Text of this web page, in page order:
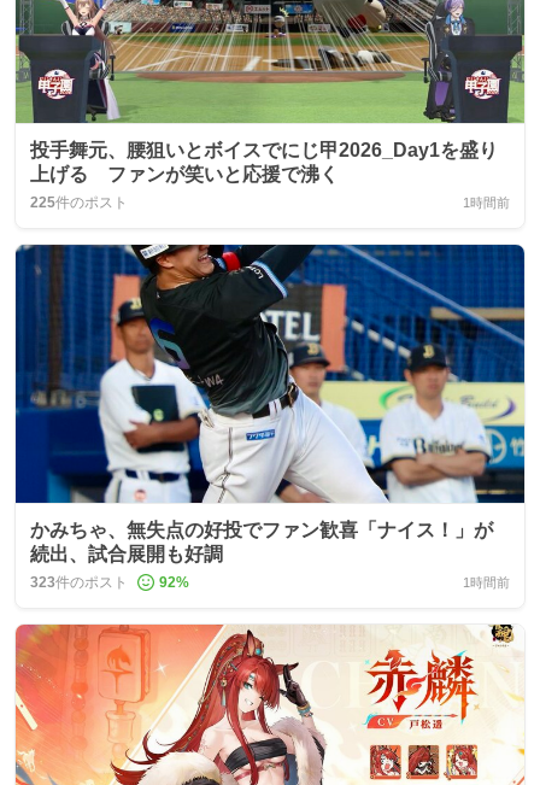
投手舞元、腰狙いとボイスでにじ甲2026_Day1を盛り
上げる ファンが笑いと応援で沸く
225件のポスト 1時間前
かみちゃ、無失点の好投でファン歓喜「ナイス！」が
続出、試合展開も好調
323件のポスト 92% 1時間前